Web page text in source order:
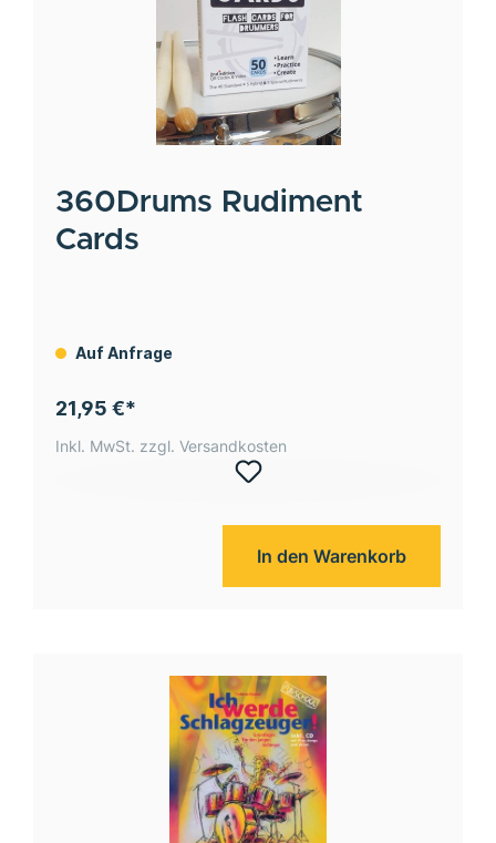
360Drums Rudiment
Cards
Auf Anfrage
21,95 €*
Inkl. MwSt. zzgl. Versandkosten
In den Warenkorb